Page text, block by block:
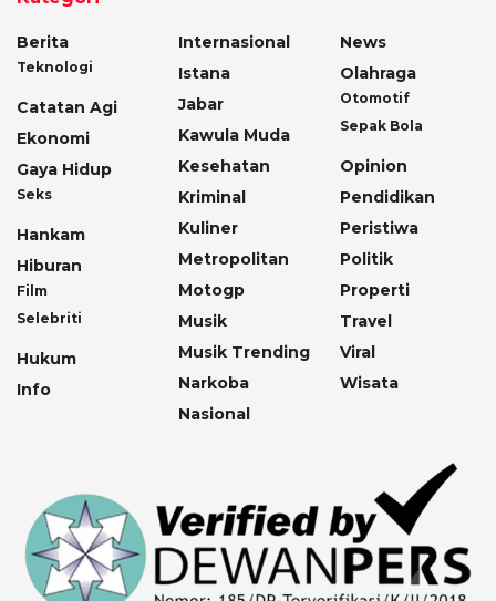
Berita
Teknologi
Catatan Agi
Ekonomi
Gaya Hidup
Seks
Hankam
Hiburan
Film
Selebriti
Hukum
Info
Internasional
Istana
Jabar
Kawula Muda
Kesehatan
Kriminal
Kuliner
Metropolitan
Motogp
Musik
Musik Trending
Narkoba
Nasional
News
Olahraga
Otomotif
Sepak Bola
Opinion
Pendidikan
Peristiwa
Politik
Properti
Travel
Viral
Wisata